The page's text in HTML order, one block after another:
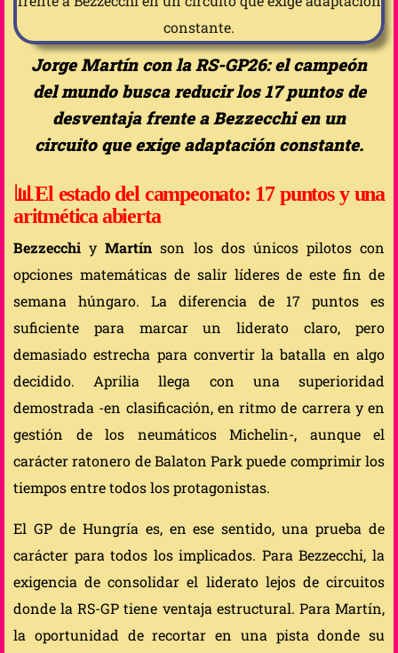
Jorge Martín con la RS-GP26: el campeón
del mundo busca reducir los 17 puntos de
desventaja frente a Bezzecchi en un
circuito que exige adaptación constante.
📊El estado del campeonato: 17 puntos y una
aritmética abierta
Bezzecchi yMartín son los dos únicos pilotos con
opciones matemáticas de salir líderes de este fin de
semana húngaro. La diferencia de 17 puntos es
suficiente para marcar un liderato claro, pero
demasiado estrecha para convertir la batalla en algo
decidido. Aprilia llega con una superioridad
demostrada -en clasificación, en ritmo de carrera y en
gestión de los neumáticos Michelin-, aunque el
carácter ratonero de Balaton Park puede comprimir los
tiempos entre todos los protagonistas.
El GP de Hungría es, en ese sentido, una prueba de
carácter para todos los implicados. Para Bezzecchi, la
exigencia de consolidar el liderato lejos de circuitos
donde la RS-GP tiene ventaja estructural. Para Martín,
la oportunidad de recortar en una pista donde su